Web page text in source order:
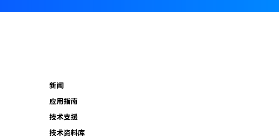
新闻
应用指南
技术支援
技术资料库